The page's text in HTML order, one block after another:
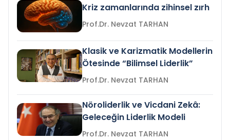
Kriz zamanlarında zihinsel zırh
Prof.Dr. Nevzat TARHAN
Klasik ve Karizmatik Modellerin
Ötesinde “Bilimsel Liderlik”
Prof.Dr. Nevzat TARHAN
Nöroliderlik ve Vicdani Zekâ:
Geleceğin Liderlik Modeli
Prof.Dr. Nevzat TARHAN